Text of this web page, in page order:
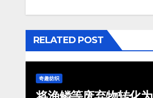
RELATED POST
奇趣纺织